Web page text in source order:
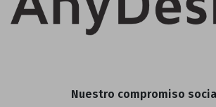
Nuestro compromiso